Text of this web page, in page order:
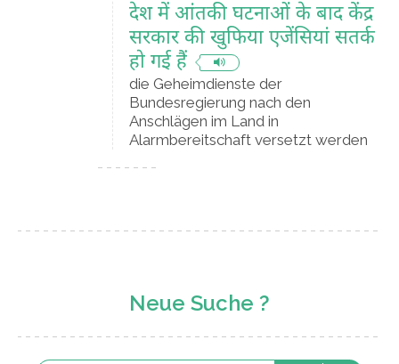
देश में आंतकी घटनाओं के बाद केंद्र
सरकार की खुफिया एजेंसियां सतर्क
हो गई हैं
die Geheimdienste der
Bundesregierung nach den
Anschlägen im Land in
Alarmbereitschaft versetzt werden
Neue Suche ?